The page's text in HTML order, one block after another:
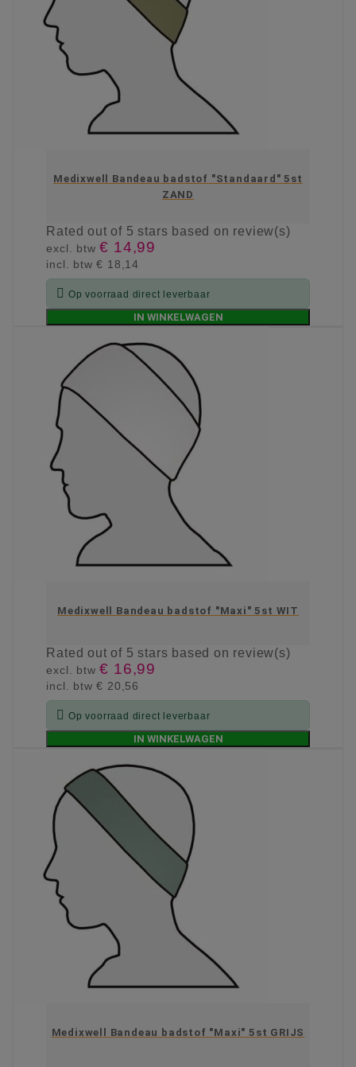
Medixwell Bandeau badstof "Standaard" 5st
ZAND
Ratedout of 5 stars based on review(s)
excl. btw€ 14,99
incl. btw€ 18,14
 Op voorraad direct leverbaar
IN WINKELWAGEN
Medixwell Bandeau badstof "Maxi" 5st WIT
Ratedout of 5 stars based on review(s)
excl. btw€ 16,99
incl. btw€ 20,56
 Op voorraad direct leverbaar
IN WINKELWAGEN
Medixwell Bandeau badstof "Maxi" 5st GRIJS